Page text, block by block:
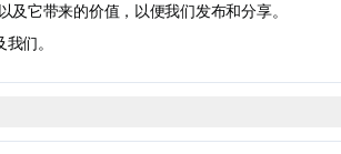
及它带来的价值，以便我们发布和分享。
们。